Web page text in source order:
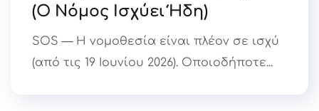
(Ο Νόμος Ισχύει Ήδη)
SOS — Η νομοθεσία είναι πλέον σε ισχύ
(από τις 19 Ιουνίου 2026). Οποιοδήποτε...